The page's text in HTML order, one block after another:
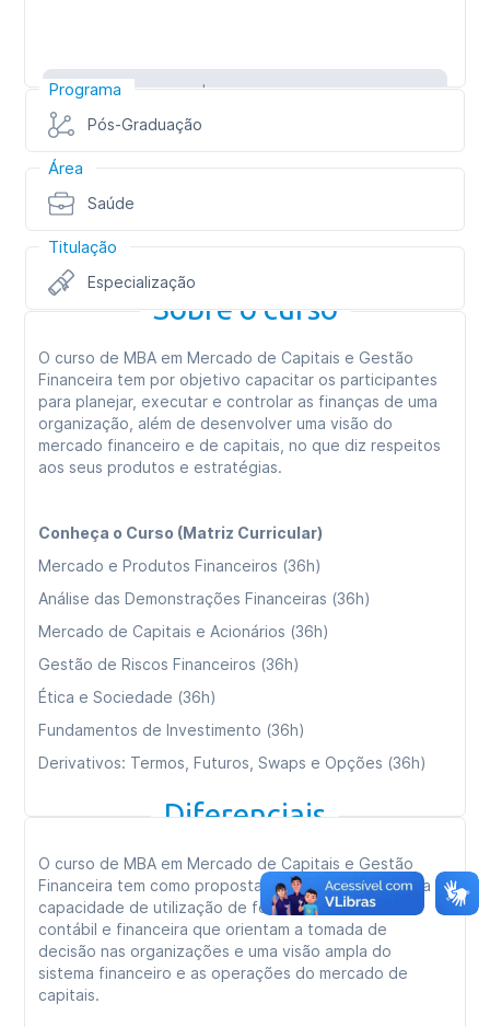
Programa
Pós-Graduação
Área
Saúde
Titulação
Especialização
Sobre o curso
O curso de MBA em Mercado de Capitais e Gestão
Financeira tem por objetivo capacitar os participantes
para planejar, executar e controlar as finanças de uma
organização, além de desenvolver uma visão do
mercado financeiro e de capitais, no que diz respeitos
aos seus produtos e estratégias.
Conheça o Curso (Matriz Curricular)
Mercado e Produtos Financeiros (36h)
Análise das Demonstrações Financeiras (36h)
Mercado de Capitais e Acionários (36h)
Gestão de Riscos Financeiros (36h)
Ética e Sociedade (36h)
Fundamentos de Investimento (36h)
Derivativos: Termos, Futuros, Swaps e Opções (36h)
Gestão de Fundos de Investimento (36h)
Gestão Financeira Avançada (36h)
Carga horária total:360h
Tipo de curso:Especialização
Diferenciais
O curso de MBA em Mercado de Capitais e Gestão
Financeira tem como proposta o desenvolvimento da
capacidade de utilização de ferramentas de análise
contábil e financeira que orientam a tomada de
decisão nas organizações e uma visão ampla do
sistema financeiro e as operações do mercado de
capitais.
Inscreva-se